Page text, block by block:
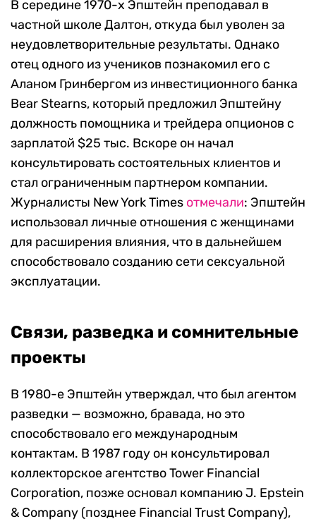
В середине 1970-х Эпштейн преподавал в
частной школе Далтон, откуда был уволен за
неудовлетворительные результаты. Однако
отец одного из учеников познакомил его с
Аланом Гринбергом из инвестиционного банка
Bear Stearns, который предложил Эпштейну
должность помощника и трейдера опционов с
зарплатой $25 тыс. Вскоре он начал
консультировать состоятельных клиентов и
стал ограниченным партнером компании.
Журналисты New York Times отмечали: Эпштейн
использовал личные отношения с женщинами
для расширения влияния, что в дальнейшем
способствовало созданию сети сексуальной
эксплуатации.
Связи, разведка и сомнительные
проекты
В 1980-е Эпштейн утверждал, что был агентом
разведки — возможно, бравада, но это
способствовало его международным
контактам. В 1987 году он консультировал
коллекторское агентство Tower Financial
Corporation, позже основал компанию J. Epstein
& Company (позднее Financial Trust Company),